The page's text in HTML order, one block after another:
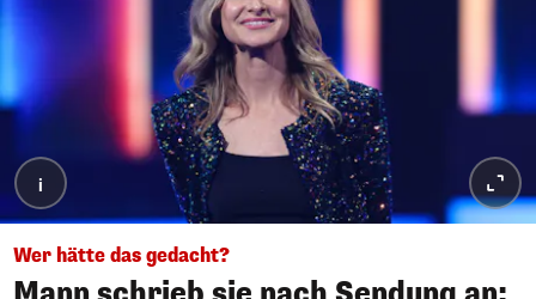
i
Wer hätte das gedacht?